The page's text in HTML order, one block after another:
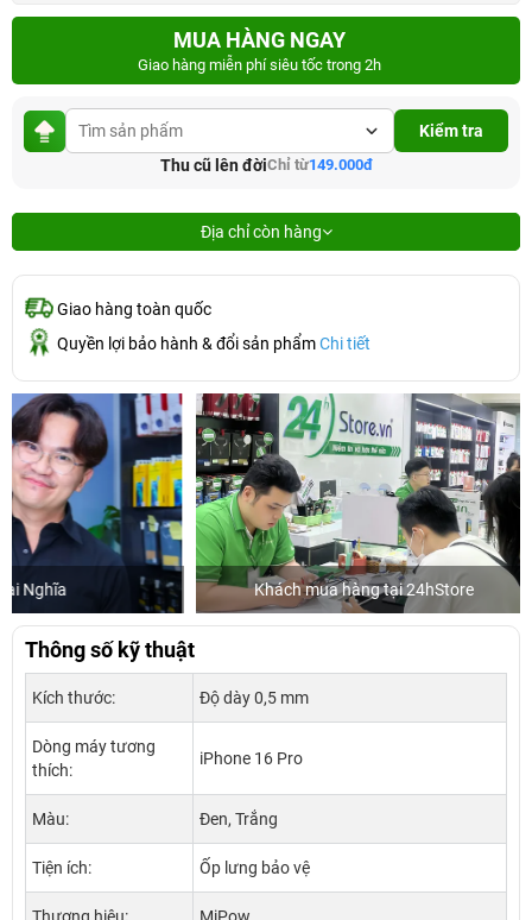
MUA HÀNG NGAY
Giao hàng miễn phí siêu tốc trong 2h
Kiểm tra
Thu cũ lên đờiChỉ từ149.000đ
Địa chỉ còn hàng
Giao hàng toàn quốc
Quyền lợi bảo hành & đổi sản phẩmChi tiết
Khách mua hàng tại 24hStore
Thông số kỹ thuật
Kích thước: Độ dày 0,5 mm
Dòng máy tương
thích:
iPhone 16 Pro
Màu: Đen, Trắng
Tiện ích: Ốp lưng bảo vệ